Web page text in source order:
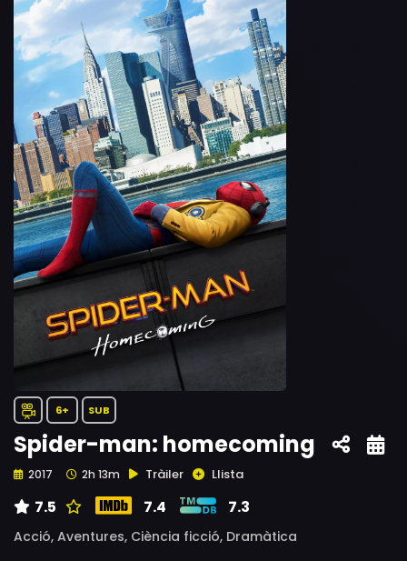
6+ SUB
Spider-man: homecoming
2017 2h 13m Tràiler Llista
7.5 7.4 7.3
Acció, Aventures, Ciència ficció, Dramàtica